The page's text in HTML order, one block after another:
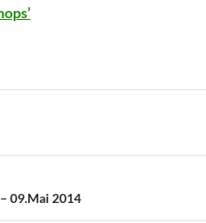
09.Mai 2014